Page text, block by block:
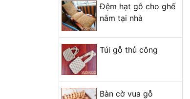
Hoàn thiện sản phẩm mẫu
trống lắc tay mini
Trụ sở chính Vương Gỗ
+ Mở nhóm...
Đệm hạt gỗ cho ghế
nằm tại nhà
Túi gỗ thủ công
Bàn cờ vua gỗ